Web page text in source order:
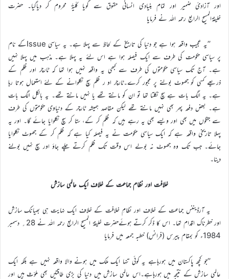
اور آزادیٔ ضمیر اور تمام بنیادی انسانی حقوق سے گویا کلّیۃً محروم کر دیاگیا۔ حضرت
خلیفۃالمسیح الرابع رحمہ اللہ نے فرمایا
’’یہ عجیب واقعہ ہوا ہے جو دنیا کی تاریخ کے لحاظ سے پہلا ہے۔ یہ سیاسی Issueکے نام
پر سیاسی حکومت کی طرف سے ایک فیصلہ ہوا ہے اس لئے یہ پہلا ہے۔ مذہب میں پہلا نہیں
ہے۔ آج تک سیاسی حکومتوں کی طرف سے کبھی یہ واقعہ نہیں ہوا تھا کہ ٹارچر اور ظلم کے
ذریعے کسی کو جھوٹ بولنے پر مجبور کرے۔ٹارچر او ر ظلم سچ نکلوانے کے لئے استعمال ہوتا رہا
ہے۔ یہ الگ بات ہے سچ نکلتا تھا تو ان کو مانتے تھے یا نہیں مانتے تھے۔ یہ بالکل الگ بات
ہے۔ بعض دفعہ پھر بھی نہیں مانتے تھے لیکن مقاصد ہمیشہ ٹارچر کے دنیاوی حکومتوں کی طرف
سے جنگوں میں بھی اور ویسے بھی یہ رہے ہیں کہ ظلم کر کے، ستا کر سچ نکلوایا جائے گا۔ اور یہ
پہلا تاریخی واقعہ ہے کہ ایک سیاسی حکومت نے یہ فیصلہ کیا ہے کہ ظلم کر کے جھوٹ نکلوایا
جائے۔ جب تک وہ جھوٹ نہ بولے اس وقت تک ظلم کرتے چلے جاؤ اور سچ نہیں بولنے
دینا۔
خلافت اور نظام جماعت کے خلاف ایک عالمی سازش
یہ آرڈیننس جماعت کے خلاف اور نظامِ خلافت کے خلاف ایک نہایت ہی بھیانک سازش
اور خطرناک اقدام تھا۔ اس کا ذکر کرتے ہوئےحضرت خلیفۃ المسیح الرابع رحمہ اللہ نے 28؍ دسمبر
1984ء کو بمقام پیرس (فرانس) خطبہ جمعہ میں فرمایا
’’جو کچھ پاکستان میں ہورہاہے یہ کوئی تنہا ایک ملک میں ہونے والا واقعہ نہیں ہے بلکہ ایک
عالمی سازش کے نتیجہ میں ہورہاہے۔اس عالمی سازش میں دنیا کی بڑی طاقتیں بھی ملوّث ہیں اور